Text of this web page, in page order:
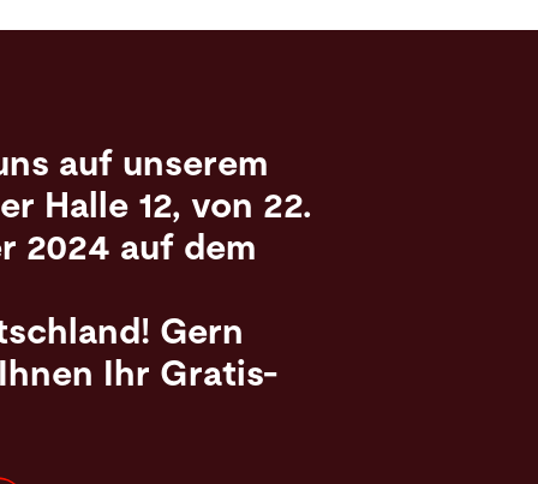
auf unserem
Halle 12, von 22.
2024 auf dem
Gern
Ihr Gratis-